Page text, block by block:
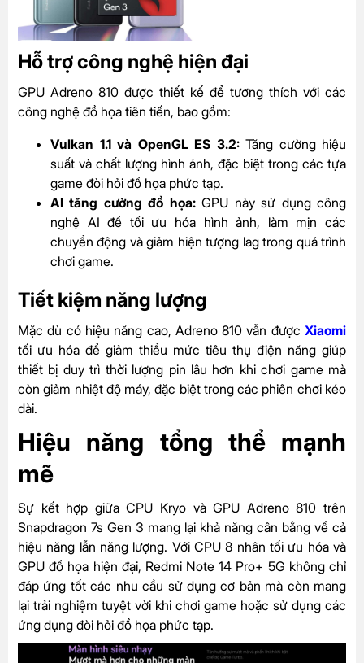
Hỗ trợ công nghệ hiện đại
GPU Adreno 810 được thiết kế để tương thích với các
công nghệ đồ họa tiên tiến, bao gồm:
Vulkan 1.1 và OpenGL ES 3.2:Tăng cường hiệu
suất và chất lượng hình ảnh, đặc biệt trong các tựa
game đòi hỏi đồ họa phức tạp.
AI tăng cường đồ họa:GPU này sử dụng công
nghệ AI để tối ưu hóa hình ảnh, làm mịn các
chuyển động và giảm hiện tượng lag trong quá trình
chơi game.
Tiết kiệm năng lượng
Mặc dù có hiệu năng cao, Adreno 810 vẫn được Xiaomi
tối ưu hóa để giảm thiểu mức tiêu thụ điện năng giúp
thiết bị duy trì thời lượng pin lâu hơn khi chơi game mà
còn giảm nhiệt độ máy, đặc biệt trong các phiên chơi kéo
dài.
Hiệu năng tổng thể mạnh
mẽ
Sự kết hợp giữa CPU Kryo và GPU Adreno 810 trên
Snapdragon 7s Gen 3 mang lại khả năng cân bằng về cả
hiệu năng lẫn năng lượng. Với CPU 8 nhân tối ưu hóa và
GPU đồ họa hiện đại, Redmi Note 14 Pro+ 5G không chỉ
đáp ứng tốt các nhu cầu sử dụng cơ bản mà còn mang
lại trải nghiệm tuyệt vời khi chơi game hoặc sử dụng các
ứng dụng đòi hỏi đồ họa phức tạp.